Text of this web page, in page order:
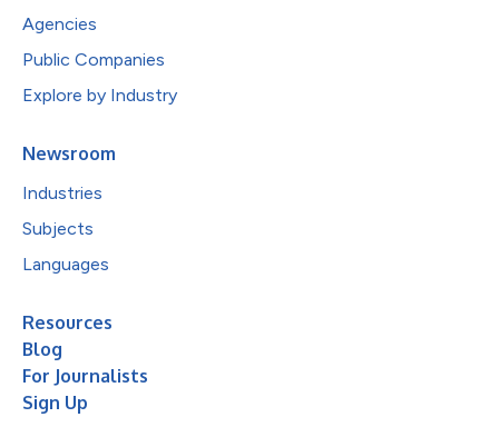
Agencies
Public Companies
Explore by Industry
Newsroom
Industries
Subjects
Languages
Resources
Blog
For Journalists
Sign Up